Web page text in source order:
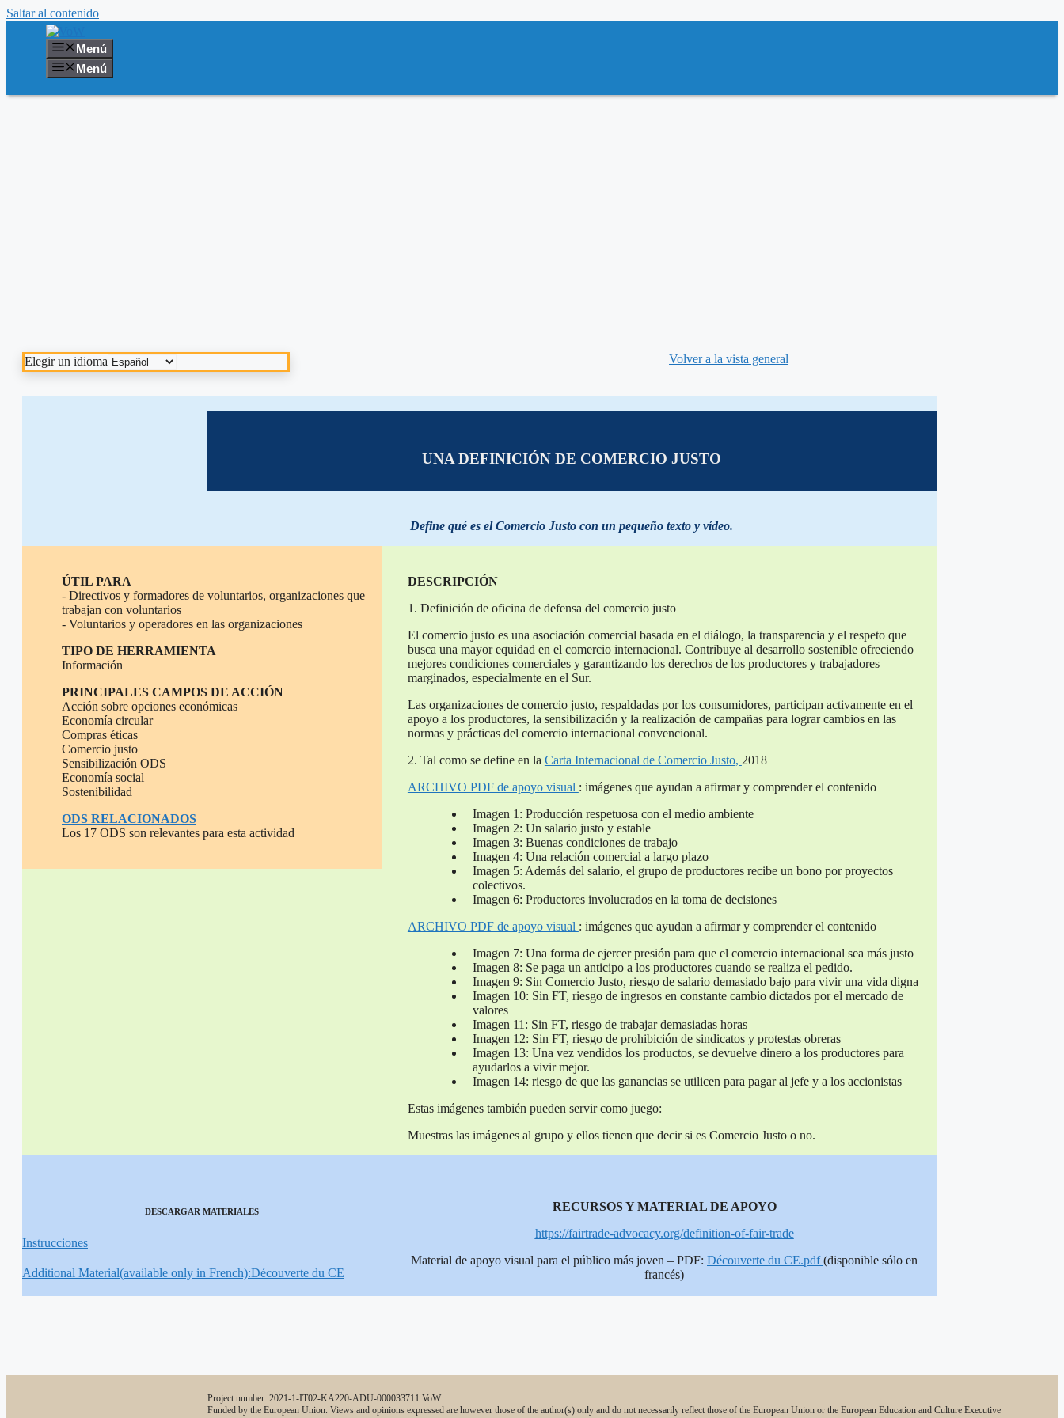
Saltar al contenido
Menú
Menú
Elegir un idioma Volver a la vista general
UNA DEFINICIÓN DE COMERCIO JUSTO
Define qué es el Comercio Justo con un pequeño texto y vídeo.
ÚTIL PARA
- Directivos y formadores de voluntarios, organizaciones que
trabajan con voluntarios
- Voluntarios y operadores en las organizaciones
TIPO DE HERRAMIENTA
Información
PRINCIPALES CAMPOS DE ACCIÓN
Acción sobre opciones económicas
Economía circular
Compras éticas
Comercio justo
Sensibilización ODS
Economía social
Sostenibilidad
ODS RELACIONADOS
Los 17 ODS son relevantes para esta actividad
DESCRIPCIÓN
1. Definición de oficina de defensa del comercio justo
El comercio justo es una asociación comercial basada en el diálogo, la transparencia y el respeto que
busca una mayor equidad en el comercio internacional. Contribuye al desarrollo sostenible ofreciendo
mejores condiciones comerciales y garantizando los derechos de los productores y trabajadores
marginados, especialmente en el Sur.
Las organizaciones de comercio justo, respaldadas por los consumidores, participan activamente en el
apoyo a los productores, la sensibilización y la realización de campañas para lograr cambios en las
normas y prácticas del comercio internacional convencional.
2. Tal como se define en la Carta Internacional de Comercio Justo, 2018
ARCHIVO PDF de apoyo visual : imágenes que ayudan a afirmar y comprender el contenido
Imagen 1: Producción respetuosa con el medio ambiente
Imagen 2: Un salario justo y estable
Imagen 3: Buenas condiciones de trabajo
Imagen 4: Una relación comercial a largo plazo
Imagen 5: Además del salario, el grupo de productores recibe un bono por proyectos
colectivos.
Imagen 6: Productores involucrados en la toma de decisiones
ARCHIVO PDF de apoyo visual : imágenes que ayudan a afirmar y comprender el contenido
Imagen 7: Una forma de ejercer presión para que el comercio internacional sea más justo
Imagen 8: Se paga un anticipo a los productores cuando se realiza el pedido.
Imagen 9: Sin Comercio Justo, riesgo de salario demasiado bajo para vivir una vida digna
Imagen 10: Sin FT, riesgo de ingresos en constante cambio dictados por el mercado de
valores
Imagen 11: Sin FT, riesgo de trabajar demasiadas horas
Imagen 12: Sin FT, riesgo de prohibición de sindicatos y protestas obreras
Imagen 13: Una vez vendidos los productos, se devuelve dinero a los productores para
ayudarlos a vivir mejor.
Imagen 14: riesgo de que las ganancias se utilicen para pagar al jefe y a los accionistas
Estas imágenes también pueden servir como juego:
Muestras las imágenes al grupo y ellos tienen que decir si es Comercio Justo o no.
DESCARGAR MATERIALES
Instrucciones
Additional Material(available only in French):Découverte du CE
RECURSOS Y MATERIAL DE APOYO
https://fairtrade-advocacy.org/definition-of-fair-trade
Material de apoyo visual para el público más joven – PDF:Découvertedu CE.pdf(disponible sólo en
francés)
Project number: 2021-1-IT02-KA220-ADU-000033711 VoW
Funded by the European Union. Views and opinions expressed are however those of the author(s) only and do not necessarily reflect those of the European Union or the European Education and Culture Executive